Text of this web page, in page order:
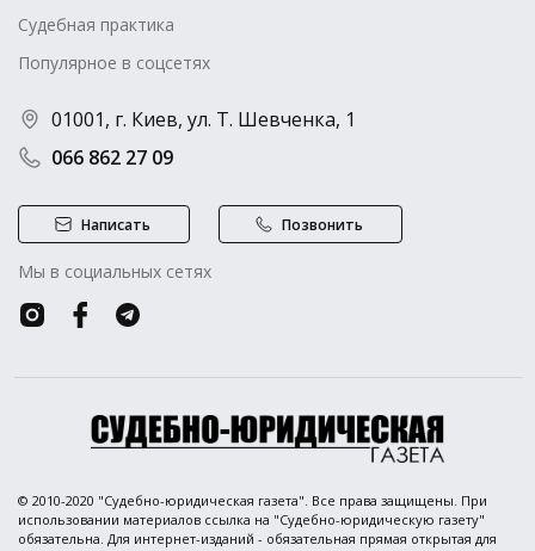
Судебная практика
Популярное в соцсетях
066 862 27 09
01001, г. Киев, ул. Т. Шевченка, 1
Написать Позвонить
Мы в социальных сетях
© 2010-2020 "Судебно-юридическая газета". Все права защищены. При
использовании материалов ссылка на "Судебно-юридическую газету"
обязательна. Для интернет-изданий - обязательная прямая открытая для